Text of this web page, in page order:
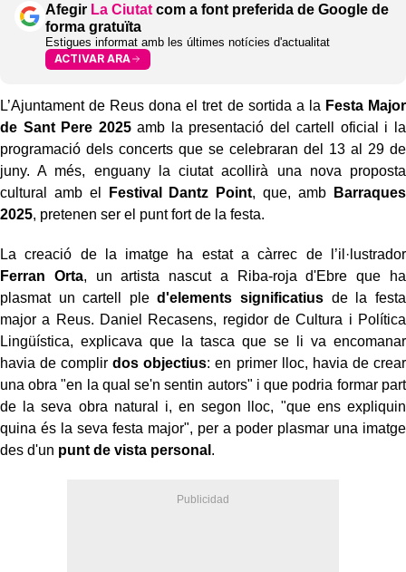
Afegir La Ciutat com a font preferida de Google de
forma gratuïta
Estigues informat amb les últimes notícies d'actualitat
ACTIVAR ARA
L’Ajuntament de Reus dona el tret de sortida a la Festa Major
de Sant Pere 2025amb la presentació del cartell oficial i la
programació dels concerts que se celebraran del 13 al 29 de
juny. A més, enguany la ciutat acollirà una nova proposta
cultural amb el
Festival Dantz Point, que, amb
Barraques
2025, pretenen ser el punt fort de la festa.
La creació de la imatge ha estat a càrrec de l’il·lustrador
Ferran Orta, un artista nascut a Riba-roja d'Ebre que ha
plasmat un cartell pled'elements significatius de la festa
major a Reus. Daniel Recasens, regidor de Cultura i Política
Lingüística, explicava que la tasca que se li va encomanar
havia de complirdos objectius: en primer lloc, havia de crear
una obra "en la qual se'n sentin autors" i que podria formar part
de la seva obra natural i, en segon lloc, "que ens expliquin
quina és la seva festa major", per a poder plasmar una imatge
des d'un punt de vista personal .